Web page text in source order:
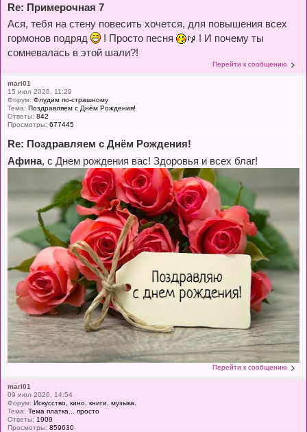
Re: Примерочная 7
Ася, тебя на стену повесить хочется, для повышения всех
гормонов подряд
! Просто песня
! И почему ты
сомневалась в этой шали?!
Перейти к сообщению
mari01
15 июл 2026, 11:29
Форум: Флудим по-страшному
Тема: Поздравляем с Днём Рождения!
Ответы: 842
Просмотры: 677445
Re: Поздравляем с Днём Рождения!
Афина, с Днем рождения вас! Здоровья и всех благ!
Перейти к сообщению
mari01
09 июл 2026, 14:54
Форум: Искусство, кино, книги, музыка.
Тема: Тема платка... просто
Ответы: 1909
Просмотры: 859630